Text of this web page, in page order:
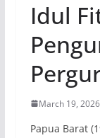
Idul
March 19, 2026
Papua Barat